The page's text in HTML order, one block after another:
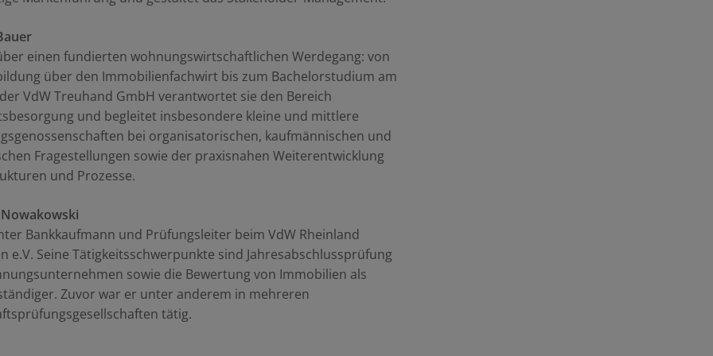
einen fundierten wohnungswirtschaftlichen Werdegang: von
über den Immobilienfachwirt bis zum Bachelorstudium am
der VdW Treuhand GmbH verantwortet sie den Bereich
und begleitet insbesondere kleine und mittlere
bei organisatorischen, kaufmännischen und
Fragestellungen sowie der praxisnahen Weiterentwicklung
und Prozesse.
Bankkaufmann und Prüfungsleiter beim VdW Rheinland
e.V. Seine Tätigkeitsschwerpunkte sind Jahresabschlussprüfung
sowie die Bewertung von Immobilien als
Zuvor war er unter anderem in mehreren
tätig.